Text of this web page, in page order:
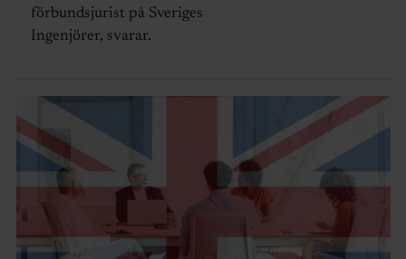
förbundsjurist på Sveriges
Ingenjörer, svarar.